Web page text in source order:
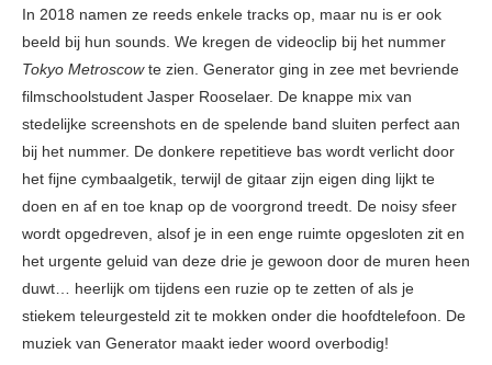
In 2018 namen ze reeds enkele tracks op, maar nu is er ook
beeld bij hun sounds. We kregen de videoclip bij het nummer
Tokyo Metroscowte zien. Generator ging in zee met bevriende
filmschoolstudent Jasper Rooselaer. De knappe mix van
stedelijke screenshots en de spelende band sluiten perfect aan
bij het nummer. De donkere repetitieve bas wordt verlicht door
het fijne cymbaalgetik, terwijl de gitaar zijn eigen ding lijkt te
doen en af en toe knap op de voorgrond treedt. De noisy sfeer
wordt opgedreven, alsof je in een enge ruimte opgesloten zit en
het urgente geluid van deze drie je gewoon door de muren heen
duwt… heerlijk om tijdens een ruzie op te zetten of als je
stiekem teleurgesteld zit te mokken onder die hoofdtelefoon. De
muziek van Generator maakt ieder woord overbodig!